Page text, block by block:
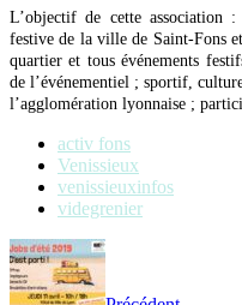
L’objectif de cette
festive de la ville de Saint-Fons
quartier et tous événements
de l’événementiel ; sportif,
l’agglomération lyonnaise ;
activ fons
Venissieux
venissieuxinfos
videgrenier